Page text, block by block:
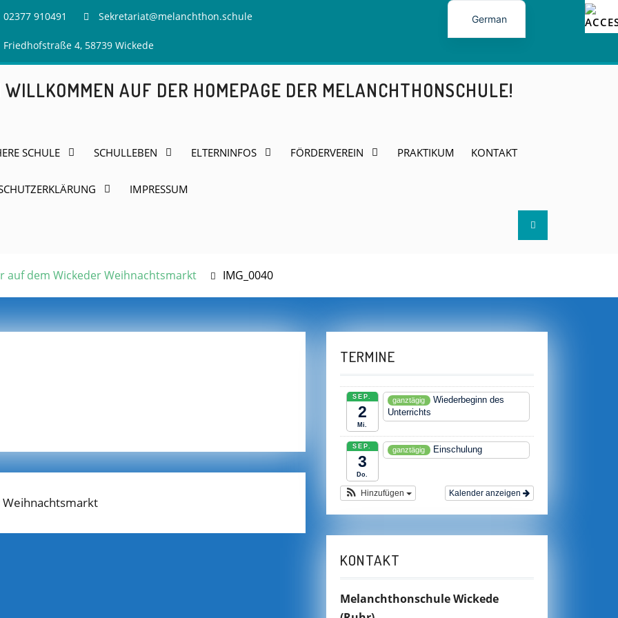
02377 910491 Sekretariat@melanchthon.schule
Friedhofstraße 4, 58739 Wickede
AUF DER HOMEPAGE DER MELANCHTHONSCHULE!
SCHULE SCHULLEBEN ELTERNINFOS FÖRDERVEREIN PRAKTIKUM KONTAKT
IMPRESSUM
Search
auf dem Wickeder Weihnachtsmarkt IMG_0040
TERMINE
SEP.
2
Mi.
ganztägig
Wiederbeginn des
Unterrichts
SEP.
3
Do.
ganztägig Einschulung
Kalender anzeigen
Hinzufügen
KONTAKT
Melanchthonschule Wickede
German